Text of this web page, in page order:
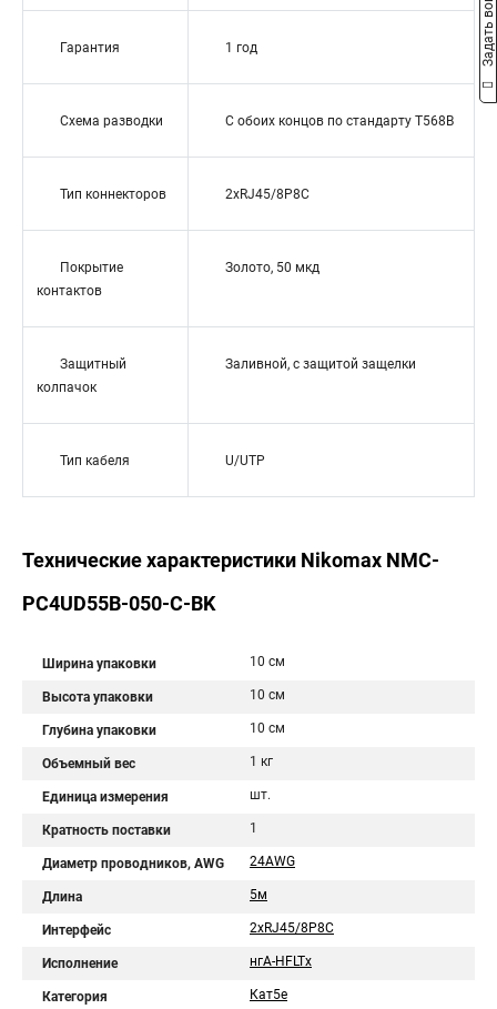
Гарантия 1 год
Схема разводки С обоих концов по стандарту T568B
Тип коннекторов 2xRJ45/8P8C
Покрытие
контактов
Золото, 50 мкд
Защитный
колпачок
Заливной, с защитой защелки
Тип кабеля U/UTP
Технические характеристики Nikomax NMC-
PC4UD55B-050-C-BK
Ширина упаковки 10 см
Высота упаковки 10 см
Глубина упаковки 10 см
Объемный вес 1 кг
Единица измерения шт.
Кратность поставки 1
Диаметр проводников, AWG 24AWG
Длина 5м
Интерфейс 2хRJ45/8P8C
Исполнение нгА-HFLTx
Категория Кат5е
Задать вопрос